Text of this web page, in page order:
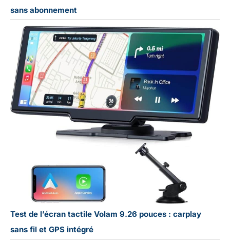
sans abonnement
Test de l’écran tactile Volam 9.26 pouces : carplay
sans fil et GPS intégré